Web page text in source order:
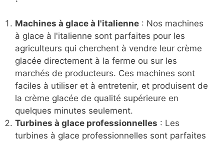
Machines à glace à l'italienne : Nos machines
à glace à l'italienne sont parfaites pour les
agriculteurs qui cherchent à vendre leur crème
glacée directement à la ferme ou sur les
marchés de producteurs. Ces machines sont
faciles à utiliser et à entretenir, et produisent de
la crème glacée de qualité supérieure en
quelques minutes seulement.
Turbines à glace professionnelles : Les
turbines à glace professionnelles sont parfaites